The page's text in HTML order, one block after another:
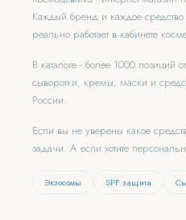
Каждый бренд и каждое средство
реально работает в кабинете
В каталоге - более 1000 позиций
сыворотки, кремы, маски и
России.
Если вы не уверены какое
задачи. А если хотите
Экзосомы SPF защита